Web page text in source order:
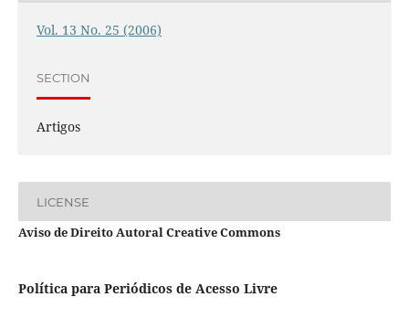
Vol. 13 No. 25 (2006)
SECTION
Artigos
LICENSE
Aviso de Direito Autoral Creative Commons
Política para Periódicos de Acesso Livre